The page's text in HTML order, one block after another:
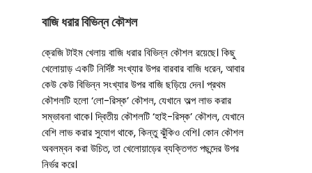
বাজি ধরার বিভিন্ন কৌশল
ক্রেজি টাইম খেলায় বাজি ধরার বিভিন্ন কৌশল রয়েছে। কিছু
খেলোয়াড় একটি নির্দিষ্ট সংখ্যার উপর বারবার বাজি ধরেন, আবার
কেউ কেউ বিভিন্ন সংখ্যার উপর বাজি ছড়িয়ে দেন। প্রথম
কৌশলটি হলো ‘লো-রিস্ক’ কৌশল, যেখানে অল্প লাভ করার
সম্ভাবনা থাকে। দ্বিতীয় কৌশলটি ‘হাই-রিস্ক’ কৌশল, যেখানে
বেশি লাভ করার সুযোগ থাকে, কিন্তু ঝুঁকিও বেশি। কোন কৌশল
অবলম্বন করা উচিত, তা খেলোয়াড়ের ব্যক্তিগত পছন্দের উপর
নির্ভর করে।